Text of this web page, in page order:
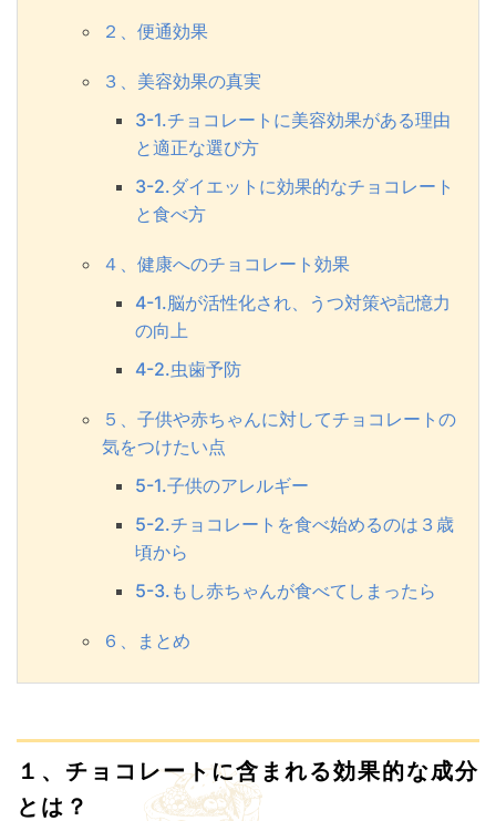
２、便通効果
３、美容効果の真実
3-1.チョコレートに美容効果がある理由
と適正な選び方
3-2.ダイエットに効果的なチョコレート
と食べ方
４、健康へのチョコレート効果
4-1.脳が活性化され、うつ対策や記憶力
の向上
4-2.虫歯予防
５、子供や赤ちゃんに対してチョコレートの
気をつけたい点
5-1.子供のアレルギー
5-2.チョコレートを食べ始めるのは３歳
頃から
5-3.もし赤ちゃんが食べてしまったら
６、まとめ
１、チョコレートに含まれる効果的な成分
とは？